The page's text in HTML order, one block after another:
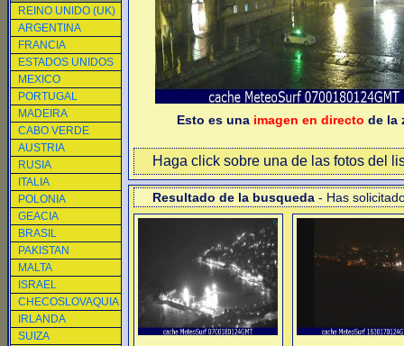
REINO UNIDO (UK)
ARGENTINA
FRANCIA
ESTADOS UNIDOS
MEXICO
PORTUGAL
MADEIRA
CABO VERDE
AUSTRIA
RUSIA
ITALIA
POLONIA
GEACIA
BRASIL
PAKISTAN
MALTA
ISRAEL
CHECOSLOVAQUIA
IRLANDA
SUIZA
Esto es una imagen en directo de la
Haga click sobre una de las fotos del
Resultado de la busqueda - Has